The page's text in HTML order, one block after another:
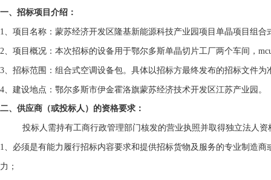
一、招标项目介绍：
1、项目名称： 蒙苏经济开发区隆基新能源科技产业园项目单晶项目组合
2、项目概况：本次招标的设备用于鄂尔多斯单晶切片工厂两个车间，
3、招标范围：组合式空调设备包。具体以招标方最终发布的招标文件为
4、建设地点：鄂尔多斯市伊金霍洛旗蒙苏经济技术开发区江苏产业园。
二、供应商（或投标人）的资格要求：
投标人需持有工商行政管理部门核发的营业执照并取得独立法人
1、必须是有能力履行招标内容要求和提供招标货物及服务的专业制造
力；